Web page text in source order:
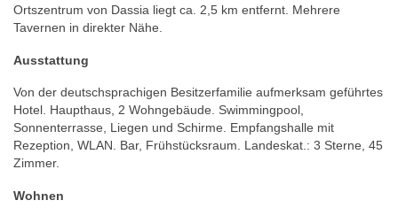
Ortszentrum von Dassia liegt ca. 2,5 km entfernt. Mehrere
Tavernen in direkter Nähe.
Ausstattung
Von der deutschsprachigen Besitzerfamilie aufmerksam geführtes
Hotel. Haupthaus, 2 Wohngebäude. Swimmingpool,
Sonnenterrasse, Liegen und Schirme. Empfangshalle mit
Rezeption, WLAN. Bar, Frühstücksraum. Landeskat.: 3 Sterne, 45
Zimmer.
Wohnen